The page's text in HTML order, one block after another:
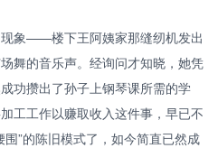
象——楼下王阿姨家那缝纫机发出
舞的音乐声。经询问才知晓，她凭
功攒出了孙子上钢琴课所需的学
工工作以赚取收入这件事，早已不
”的陈旧模式了，如今简直已然成